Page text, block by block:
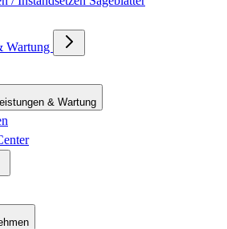
Wartung
& Wartung